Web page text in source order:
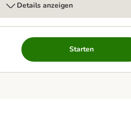
Details anzeigen
Starten